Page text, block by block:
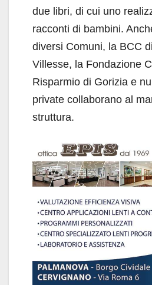
due libri, di cui uno
racconti di bambini.
diversi Comuni, la BCC
Villesse, la Fondazione
Risparmio di Gorizia e
private collaborano al
struttura.